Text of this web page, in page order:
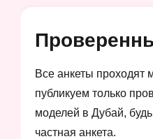
Все анкеты
публикуем только
моделей в Дубай, будь
частная анкета.